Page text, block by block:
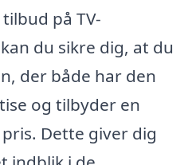
på TV-
du sikre dig, at du
der både har den
og tilbyder en
Dette giver dig